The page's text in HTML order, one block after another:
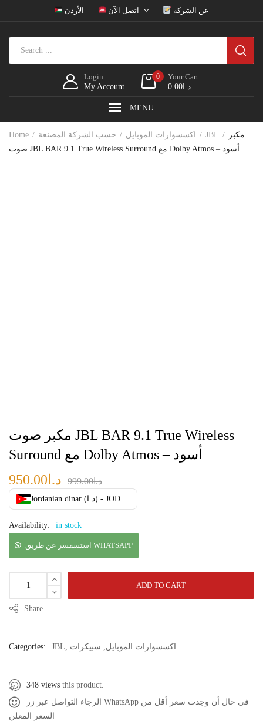
الأردن اتصل الآن عن الشركة
Login
My Account
0
Your Cart:
د.ا0.00
MENU
Home اكسسوارات الموبايل حسب الشركة المصنعة JBL
مكبر
صوت JBL BAR 9.1 True Wireless Surround مع Dolby Atmos – أسود
مكبر صوت JBL BAR 9.1 True Wireless
Surround مع Dolby Atmos – أسود
د.ا999.00 د.ا 950.00
Jordanian dinar (د.ا) - JOD
Availability: in stock
استسفسر عن طريق WHATSAPP
ADD TO CART
Share
Categories: JBL, اكسسوارات الموبايل, سبيكرات
348 views this product.
الرجاء التواصل عبر زر WhatsApp في حال أن وجدت سعر أقل من
السعر المعلن